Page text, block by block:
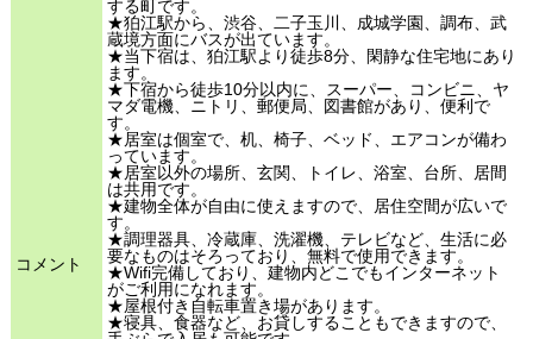
コメント
する町です。
★狛江駅から、渋谷、二子玉川、成城学園、調布、武
蔵境方面にバスが出ています。
★当下宿は、狛江駅より徒歩8分、閑静な住宅地にあり
ます。
★下宿から徒歩10分以内に、スーパー、コンビニ、ヤ
マダ電機、ニトリ、郵便局、図書館があり、便利で
す。
★居室は個室で、机、椅子、ベッド、エアコンが備わ
っています。
★居室以外の場所、玄関、トイレ、浴室、台所、居間
は共用です。
★建物全体が自由に使えますので、居住空間が広いで
す。
★調理器具、冷蔵庫、洗濯機、テレビなど、生活に必
要なものはそろっており、無料で使用できます。
★Wifi完備しており、建物内どこでもインターネット
がご利用になれます。
★屋根付き自転車置き場があります。
★寝具、食器など、お貸しすることもできますので、